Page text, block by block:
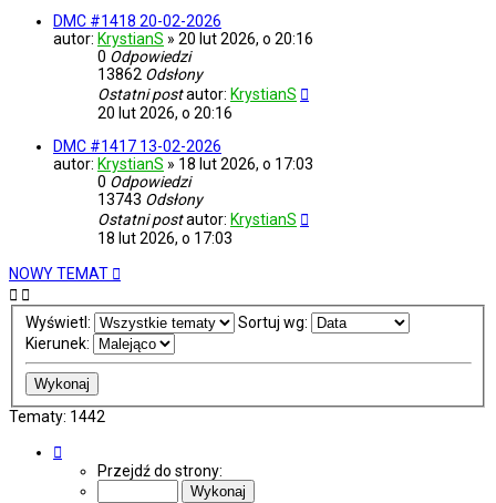
DMC #1418 20-02-2026
autor: KrystianS » 20 lut 2026, o 20:16
0 Odpowiedzi
13862 Odsłony
Ostatni postautor: KrystianS
20 lut 2026, o 20:16
DMC #1417 13-02-2026
autor: KrystianS » 18 lut 2026, o 17:03
0 Odpowiedzi
13743 Odsłony
Ostatni postautor: KrystianS
18 lut 2026, o 17:03
NOWY TEMAT
Wyświetl:
Sortuj wg:
Kierunek:
Tematy: 1442
Przejdź do strony: